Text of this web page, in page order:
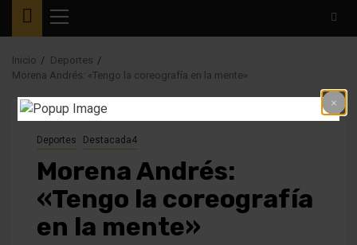
Menú
principal
Inicio
Deportes
Morena Andrés: «Tengo la coreografía en la mente»
Deportes Destacada4
Morena Andrés:
«Tengo la coreografía
en la mente»